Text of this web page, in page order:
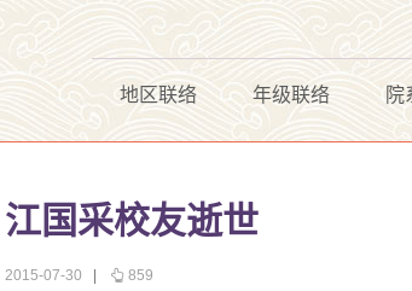
地区联络 年级联络 院
江国采校友逝世
2015-07-30 859